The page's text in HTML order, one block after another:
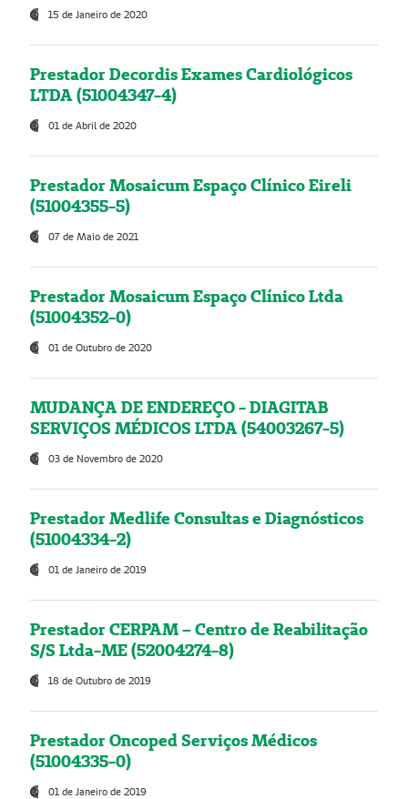
15 de Janeiro de 2020
Prestador Decordis Exames Cardiológicos
LTDA (51004347-4)
01 de Abril de 2020
Prestador Mosaicum Espaço Clínico Eireli
(51004355-5)
07 de Maio de 2021
Prestador Mosaicum Espaço Clínico Ltda
(51004352-0)
01 de Outubro de 2020
MUDANÇA DE ENDEREÇO - DIAGITAB
SERVIÇOS MÉDICOS LTDA (54003267-5)
03 de Novembro de 2020
Prestador Medlife Consultas e Diagnósticos
(51004334-2)
01 de Janeiro de 2019
Prestador CERPAM – Centro de Reabilitação
S/S Ltda-ME (52004274-8)
18 de Outubro de 2019
Prestador Oncoped Serviços Médicos
(51004335-0)
01 de Janeiro de 2019